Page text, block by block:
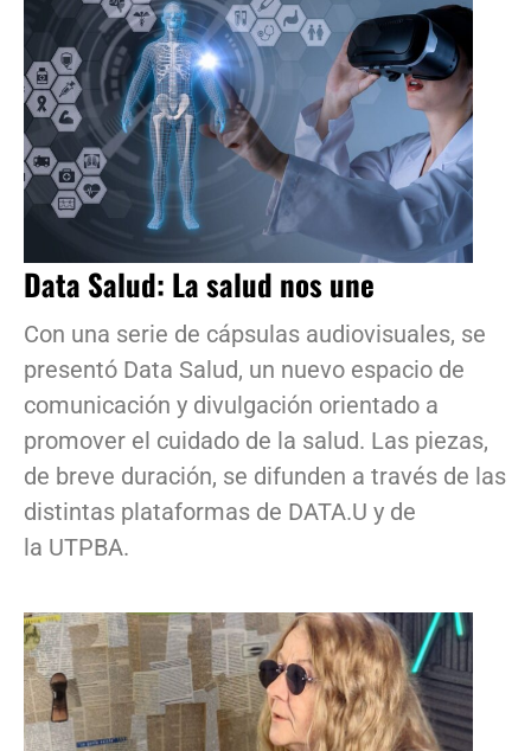
Data Salud: La salud nos une
Con una serie de cápsulas audiovisuales, se
presentó Data Salud, un nuevo espacio de
comunicación y divulgación orientado a
promover el cuidado de la salud. Las piezas,
de breve duración, se difunden a través de las
distintas plataformas de DATA.U y de
la UTPBA.